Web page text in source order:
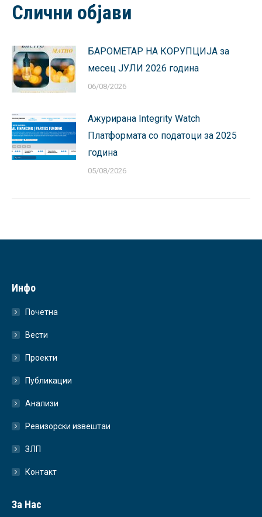
Слични објави
БАРОМЕТАР НА КОРУПЦИЈА за
месец ЈУЛИ 2026 година
06/08/2026
Ажурирана Integrity Watch
Платформата со податоци за 2025
година
05/08/2026
Инфо
Почетна
Вести
Проекти
Публикации
Анализи
Ревизорски извештаи
ЗЛП
Контакт
За Нас